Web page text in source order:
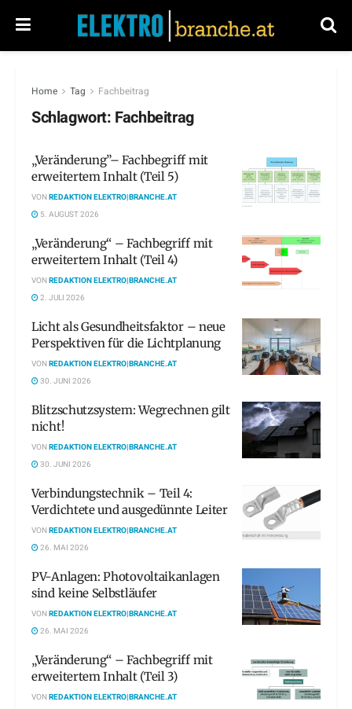
Home Tag Fachbeitrag
Schlagwort: Fachbeitrag
„Veränderung”– Fachbegriff mit
erweitertem Inhalt (Teil 5)
VONREDAKTION ELEKTRO|BRANCHE.AT
5. AUGUST 2026
„Veränderung“ – Fachbegriff mit
erweitertem Inhalt (Teil 4)
VONREDAKTION ELEKTRO|BRANCHE.AT
2. JULI 2026
Licht als Gesundheitsfaktor – neue
Perspektiven für die Lichtplanung
VONREDAKTION ELEKTRO|BRANCHE.AT
30. JUNI 2026
Blitzschutzsystem: Wegrechnen gilt
nicht!
VONREDAKTION ELEKTRO|BRANCHE.AT
30. JUNI 2026
Verbindungstechnik – Teil 4:
Verdichtete und ausgedünnte Leiter
VONREDAKTION ELEKTRO|BRANCHE.AT
26. MAI 2026
PV-Anlagen: Photovoltaikanlagen
sind keine Selbstläufer
VONREDAKTION ELEKTRO|BRANCHE.AT
26. MAI 2026
„Veränderung“ – Fachbegriff mit
erweitertem Inhalt (Teil 3)
VONREDAKTION ELEKTRO|BRANCHE.AT